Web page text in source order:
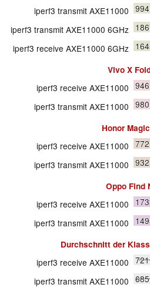
iperf3 transmit AXE11000 994
iperf3 transmit AXE11000 6GHz
iperf3 receive AXE11000 6GHz
Vivo X
iperf3 receive AXE11000 946
iperf3 transmit AXE11000 980
Honor
iperf3 receive AXE11000 772
iperf3 transmit AXE11000 932
Oppo Find
iperf3 receive AXE11000
iperf3 transmit AXE11000
Durchschnitt der
iperf3 receive AXE11000
iperf3 transmit AXE11000